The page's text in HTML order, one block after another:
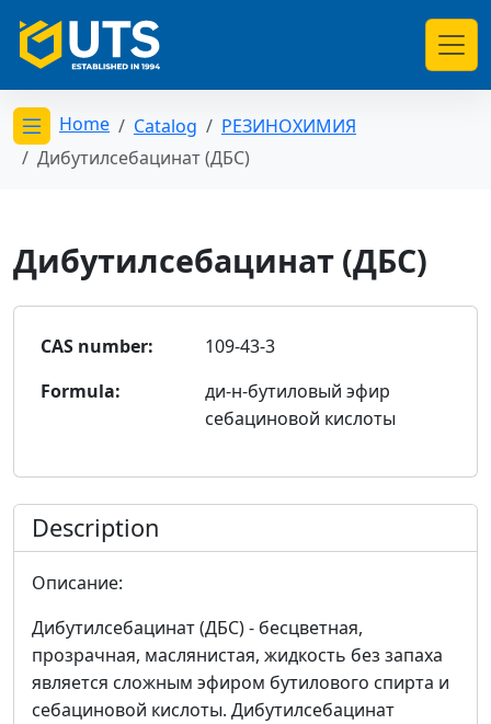
Открыть меню категорий
Home Catalog
РЕЗИНОХИМИЯ
Дибутилсебацинат (ДБС)
Дибутилсебацинат (ДБС)
CAS number:
109-43-3
Formula:
ди-н-бутиловый эфир
себациновой кислоты
Description
Описание:
Дибутилсебацинат (ДБС) - бесцветная,
прозрачная, маслянистая, жидкость без запаха
является сложным эфиром бутилового спирта и
себациновой кислоты. Дибутилсебацинат